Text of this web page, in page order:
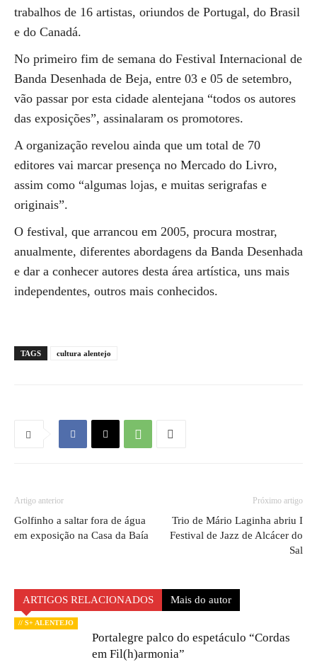
trabalhos de 16 artistas, oriundos de Portugal, do Brasil
e do Canadá.
No primeiro fim de semana do Festival Internacional de
Banda Desenhada de Beja, entre 03 e 05 de setembro,
vão passar por esta cidade alentejana “todos os autores
das exposições”, assinalaram os promotores.
A organização revelou ainda que um total de 70
editores vai marcar presença no Mercado do Livro,
assim como “algumas lojas, e muitas serigrafas e
originais”.
O festival, que arrancou em 2005, procura mostrar,
anualmente, diferentes abordagens da Banda Desenhada
e dar a conhecer autores desta área artística, uns mais
independentes, outros mais conhecidos.
TAGS cultura alentejo
Artigo anterior
Golfinho a saltar fora de água
em exposição na Casa da Baía
Próximo artigo
Trio de Mário Laginha abriu I
Festival de Jazz de Alcácer do
Sal
ARTIGOS RELACIONADOS Mais do autor
// S+ ALENTEJO
Portalegre palco do espetáculo “Cordas
em Fil(h)armonia”